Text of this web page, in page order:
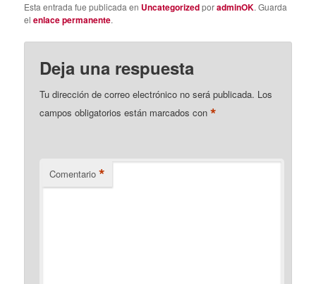
Esta entrada fue publicada en UncategorizedporadminOK. Guarda
elenlace permanente.
Deja una respuesta
Tu dirección de correo electrónico no será publicada. Los
campos obligatorios están marcados con*
Comentario *